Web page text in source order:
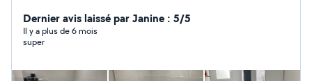
Dernier avis laissé par Janine : 5/5
Il y a plus de 6 mois
super